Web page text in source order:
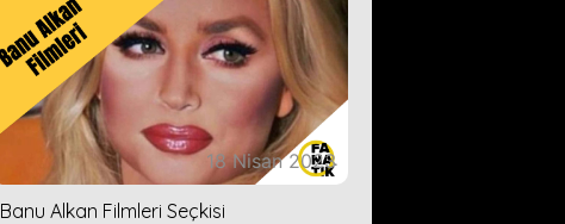
18 Nisan 2023
Banu Alkan Filmleri Seçkisi